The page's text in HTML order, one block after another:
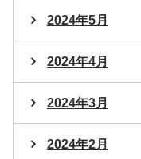
2024年5月
2024年4月
2024年3月
2024年2月